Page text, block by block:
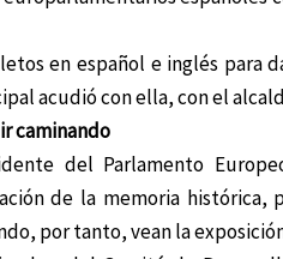
en español e inglés para
acudió con ella, con el
caminando
del Parlamento
de la memoria histórica,
por tanto, vean la